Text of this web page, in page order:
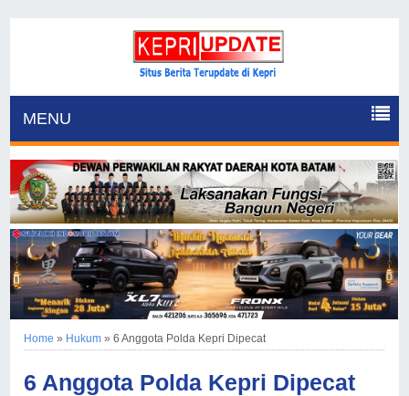
MENU
Home » Hukum »6 Anggota Polda Kepri Dipecat
6 Anggota Polda Kepri Dipecat